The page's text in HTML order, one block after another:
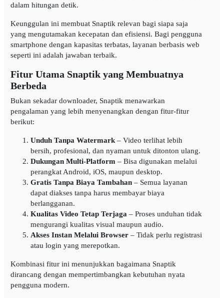
dalam hitungan detik.
Keunggulan ini membuat Snaptik relevan bagi siapa saja
yang mengutamakan kecepatan dan efisiensi. Bagi pengguna
smartphone dengan kapasitas terbatas, layanan berbasis web
seperti ini adalah jawaban terbaik.
Fitur Utama Snaptik yang Membuatnya
Berbeda
Bukan sekadar downloader, Snaptik menawarkan
pengalaman yang lebih menyenangkan dengan fitur-fitur
berikut:
Unduh Tanpa Watermark– Video terlihat lebih
bersih, profesional, dan nyaman untuk ditonton ulang.
Dukungan Multi-Platform – Bisa digunakan melalui
perangkat Android, iOS, maupun desktop.
Gratis Tanpa Biaya Tambahan– Semua layanan
dapat diakses tanpa harus membayar biaya
berlangganan.
Kualitas Video Tetap Terjaga – Proses unduhan tidak
mengurangi kualitas visual maupun audio.
Akses Instan Melalui Browser– Tidak perlu registrasi
atau login yang merepotkan.
Kombinasi fitur ini menunjukkan bagaimana Snaptik
dirancang dengan mempertimbangkan kebutuhan nyata
pengguna modern.